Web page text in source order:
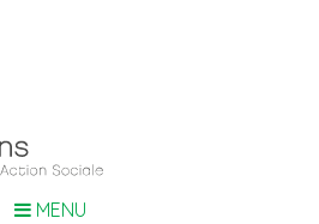
MENU